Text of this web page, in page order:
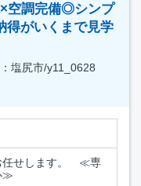
×空調完備◎シンプ
得がいくまで見学
塩尻市/y11_0628
任せします。 ≪専
≫